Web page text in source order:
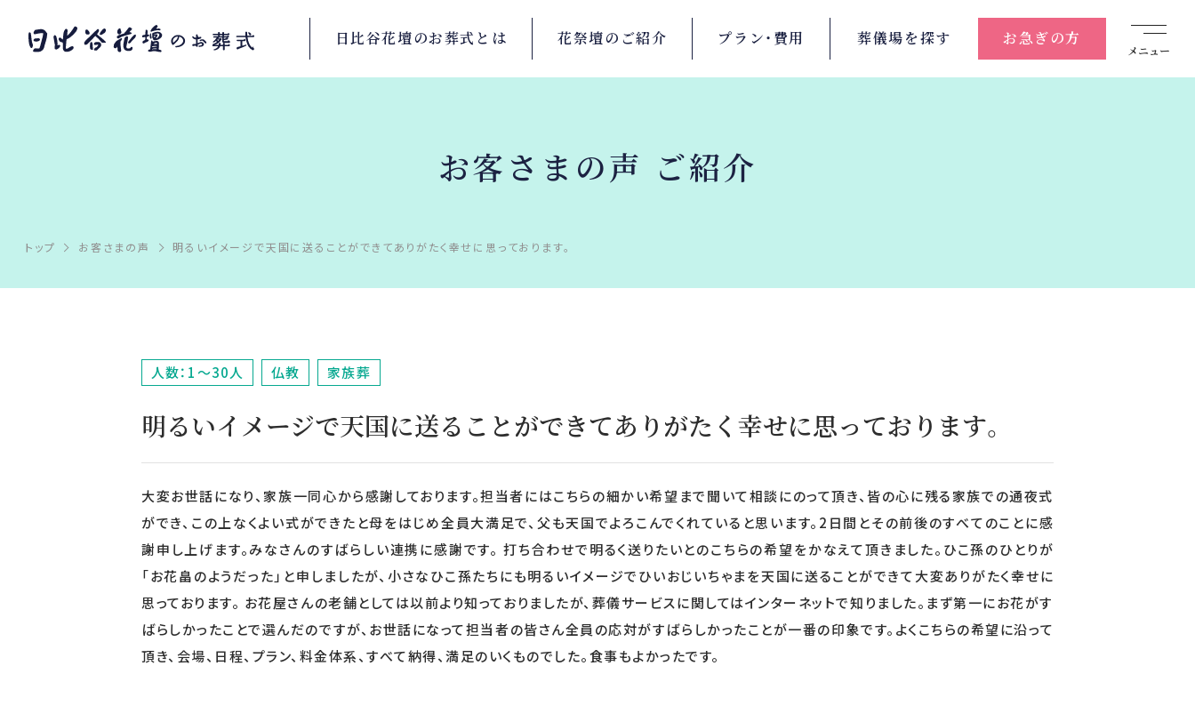
メニュー
日比谷花壇のお葬式とは 花祭壇の ご紹介 プラン・ 費用 葬儀場を探す お急ぎの方
お客さまの声 ご紹介
トップ お客さまの声 明るいイメージで天国に送ることができてありがたく幸せに思っております。
人数：1～30人 仏教 家族葬
明るいイメージで天国に送ることができてありがたく幸せに思っております。
大変お世話になり、家族一同心から感謝しております。担当者にはこちらの細かい希望まで聞いて相談にのって頂き、皆の心に残る家族での通夜式
ができ、この上なくよい式ができたと母をはじめ全員大満足で、父も天国でよろこんでくれていると思います。2日間とその前後のすべてのことに感
謝申し上げます。みなさんのすばらしい連携に感謝です。 打ち合わせで明るく送りたいとのこちらの希望をかなえて頂きました。ひこ孫のひとりが
「お花畠のようだった」と申しましたが、小さなひこ孫たちにも明るいイメージでひいおじいちゃまを天国に送ることができて大変ありがたく幸せに
思っております。 お花屋さんの老舗としては以前より知っておりましたが、葬儀サービスに関してはインターネットで知りました。まず第一にお花がす
ばらしかったことで選んだのですが、お世話になって担当者の皆さん全員の応対がすばらしかったことが一番の印象です。よくこちらの希望に沿って
頂き、会場、日程、プラン、料金体系、すべて納得、満足のいくものでした。食事もよかったです。